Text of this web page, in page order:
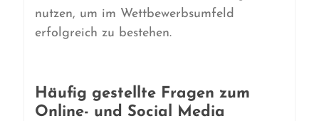
nutzen, um im Wettbewerbsumfeld
erfolgreich zu bestehen.
Häufig gestellte Fragen zum
Online- und Social Media